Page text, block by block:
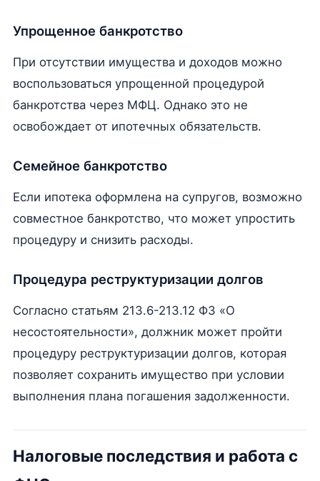
Упрощенное банкротство
При отсутствии имущества и доходов можно
воспользоваться упрощенной процедурой
банкротства через МФЦ. Однако это не
освобождает от ипотечных обязательств.
Семейное банкротство
Если ипотека оформлена на супругов, возможно
совместное банкротство, что может упростить
процедуру и снизить расходы.
Процедура реструктуризации долгов
Согласно статьям 213.6-213.12 ФЗ «О
несостоятельности», должник может пройти
процедуру реструктуризации долгов, которая
позволяет сохранить имущество при условии
выполнения плана погашения задолженности.
Налоговые последствия и работа с